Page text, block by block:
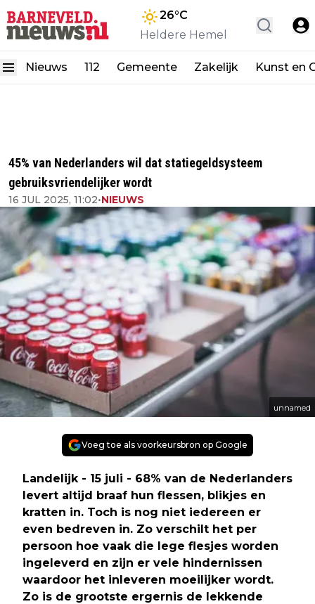
26°C
Heldere Hemel
Nieuws 112 Gemeente Zakelijk Kunst en
45% van Nederlanders wil dat statiegeldsysteem
gebruiksvriendelijker wordt
16 JUL 2025, 11:02•NIEUWS
unnamed
Voeg toe als voorkeursbron op Google
Landelijk - 15 juli - 68% van de Nederlanders
levert altijd braaf hun flessen, blikjes en
kratten in. Toch is nog niet iedereen er
even bedreven in. Zo verschilt het per
persoon hoe vaak die lege flesjes worden
ingeleverd en zijn er vele hindernissen
waardoor het inleveren moeilijker wordt.
Zo is de grootste ergernis de lekkende